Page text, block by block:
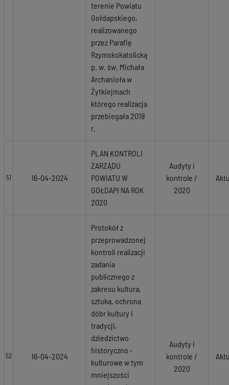
terenie Powiatu
Gołdapskiego,
realizowanego
przez Parafię
Rzymskokatolicką
p. w. św. Michała
Archanioła w
Żytkiejmach
którego realizacja
przebiegała 2018
r.
51 16-04-2024
PLAN KONTROLI
ZARZĄDU
POWIATU W
GOŁDAPI NA ROK
2020
Audyty i
kontrole /
2020
52 16-04-2024
Protokół z
przeprowadzonej
kontroli realizacji
zadania
publicznego z
zakresu kultura,
sztuka, ochrona
dóbr kultury i
tradycji,
dziedzictwo
historyczno -
kulturowe w tym
mniejszości
Audyty i
kontrole /
2020